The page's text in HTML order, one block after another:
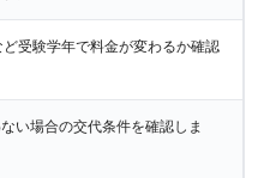
受験学年で料金が変わるか確認
い場合の交代条件を確認しま